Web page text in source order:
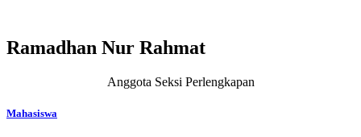
Ramadhan Nur Rahmat
Anggota Seksi Perlengkapan
Mahasiswa